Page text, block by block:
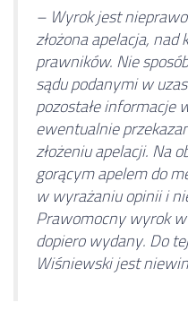
– Wyrok jest
złożona apelacja,
prawników. Nie
sądu podanymi w
pozostałe informacje
ewentualnie
złożeniu apelacji. Na
gorącym apelem do
w wyrażaniu opinii i
Prawomocny wyrok
dopiero wydany. Do
Wiśniewski jest